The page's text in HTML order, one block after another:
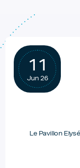
11
Jun 26
Le Pavillon